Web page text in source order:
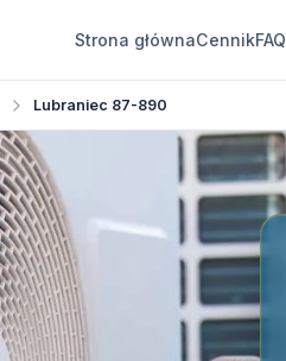
Strona głównaCennikFAQ
Lubraniec 87-890